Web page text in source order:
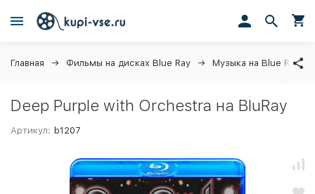
Главная Фильмы на дисках Blue Ray Музыка на Blue Ray
Deep Purple with Orchestra на BluRay
Артикул: b1207